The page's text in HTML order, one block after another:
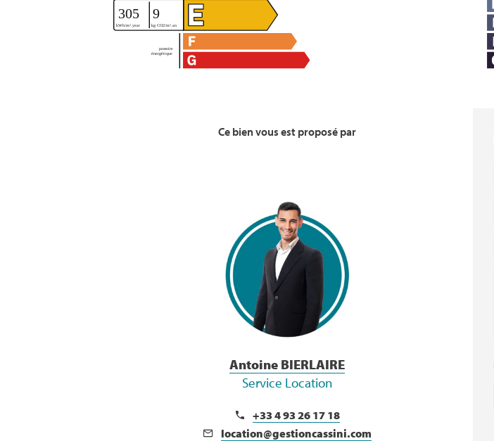
Ce bien vous est proposé par
Voir la Bio
Antoine BIERLAIRE
Service Location
+33 4 93 26 17 18
location@gestioncassini.com